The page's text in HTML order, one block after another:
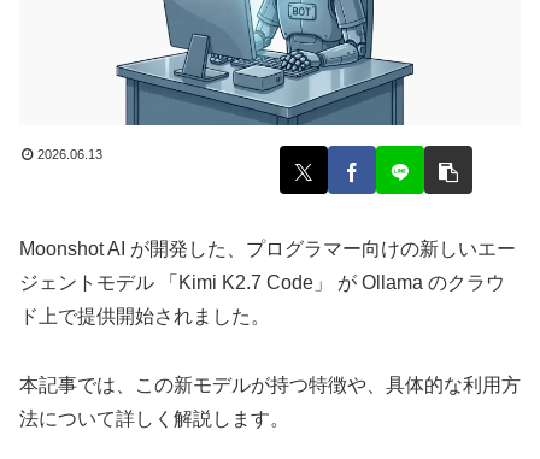
2026.06.13
Moonshot AI が開発した、プログラマー向けの新しいエー
ジェントモデル 「Kimi K2.7 Code」 が Ollama のクラウ
ド上で提供開始されました。
本記事では、この新モデルが持つ特徴や、具体的な利用方
法について詳しく解説します。